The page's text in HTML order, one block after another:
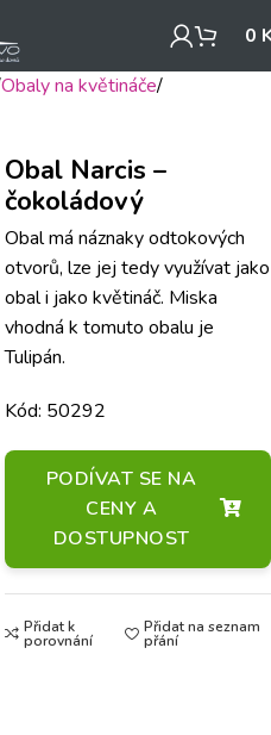
0
Obaly na květináče
Obal Narcis –
čokoládový
Obal má náznaky odtokových
otvorů, lze jej tedy využívat jako
obal i jako květináč. Miska
vhodná k tomuto obalu je
Tulipán.
Kód: 50292
PODÍVAT SE NA
CENY A
DOSTUPNOST
Přidat k
porovnání
Přidat na seznam
přání